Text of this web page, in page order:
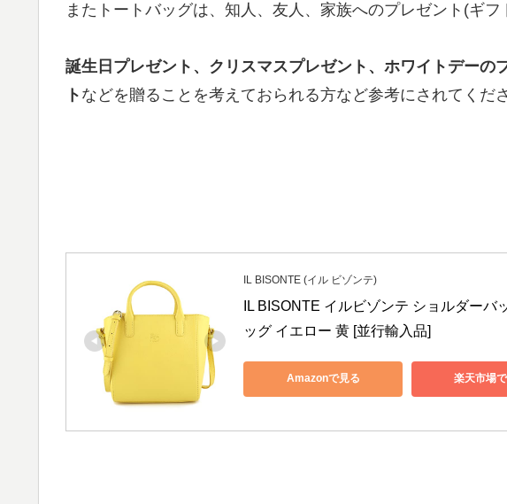
またトートバッグは、知人、友人、家族へのプレゼント(ギフ
誕生日プレゼント、クリスマスプレゼント、ホワイトデーの
ト などを贈ることを考えておられる方など参考にされてくだ
IL BISONTE (イル ビゾンテ)
IL BISONTE イルビゾンテ ショルダー
ッグ イエロー 黄 [並行輸入品]
Amazonで見る 楽天市場